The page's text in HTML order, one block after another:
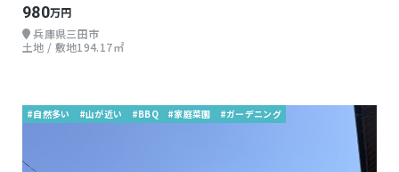
980万円
兵庫県三田市
土地 / 敷地194.17㎡
#自然多い #山が近い #BBQ #家庭菜園 #ガーデニング